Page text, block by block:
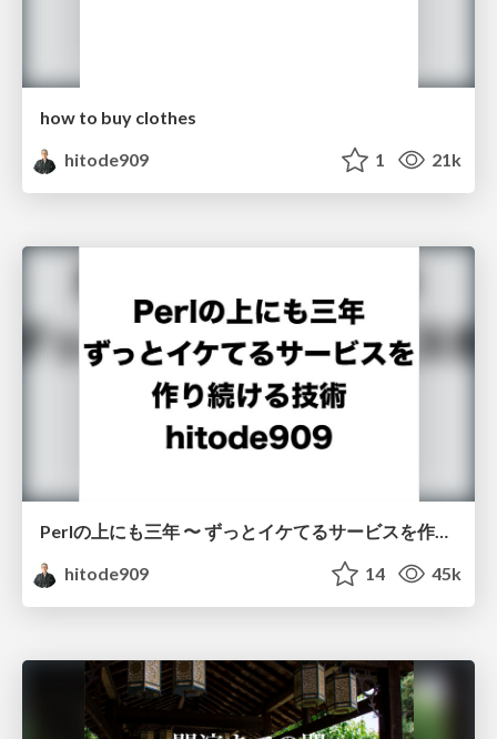
how to buy clothes
hitode909
1 21k
Perlの上にも三年 〜 ずっとイケてるサービスを作り続ける技術 〜
hitode909
14 45k